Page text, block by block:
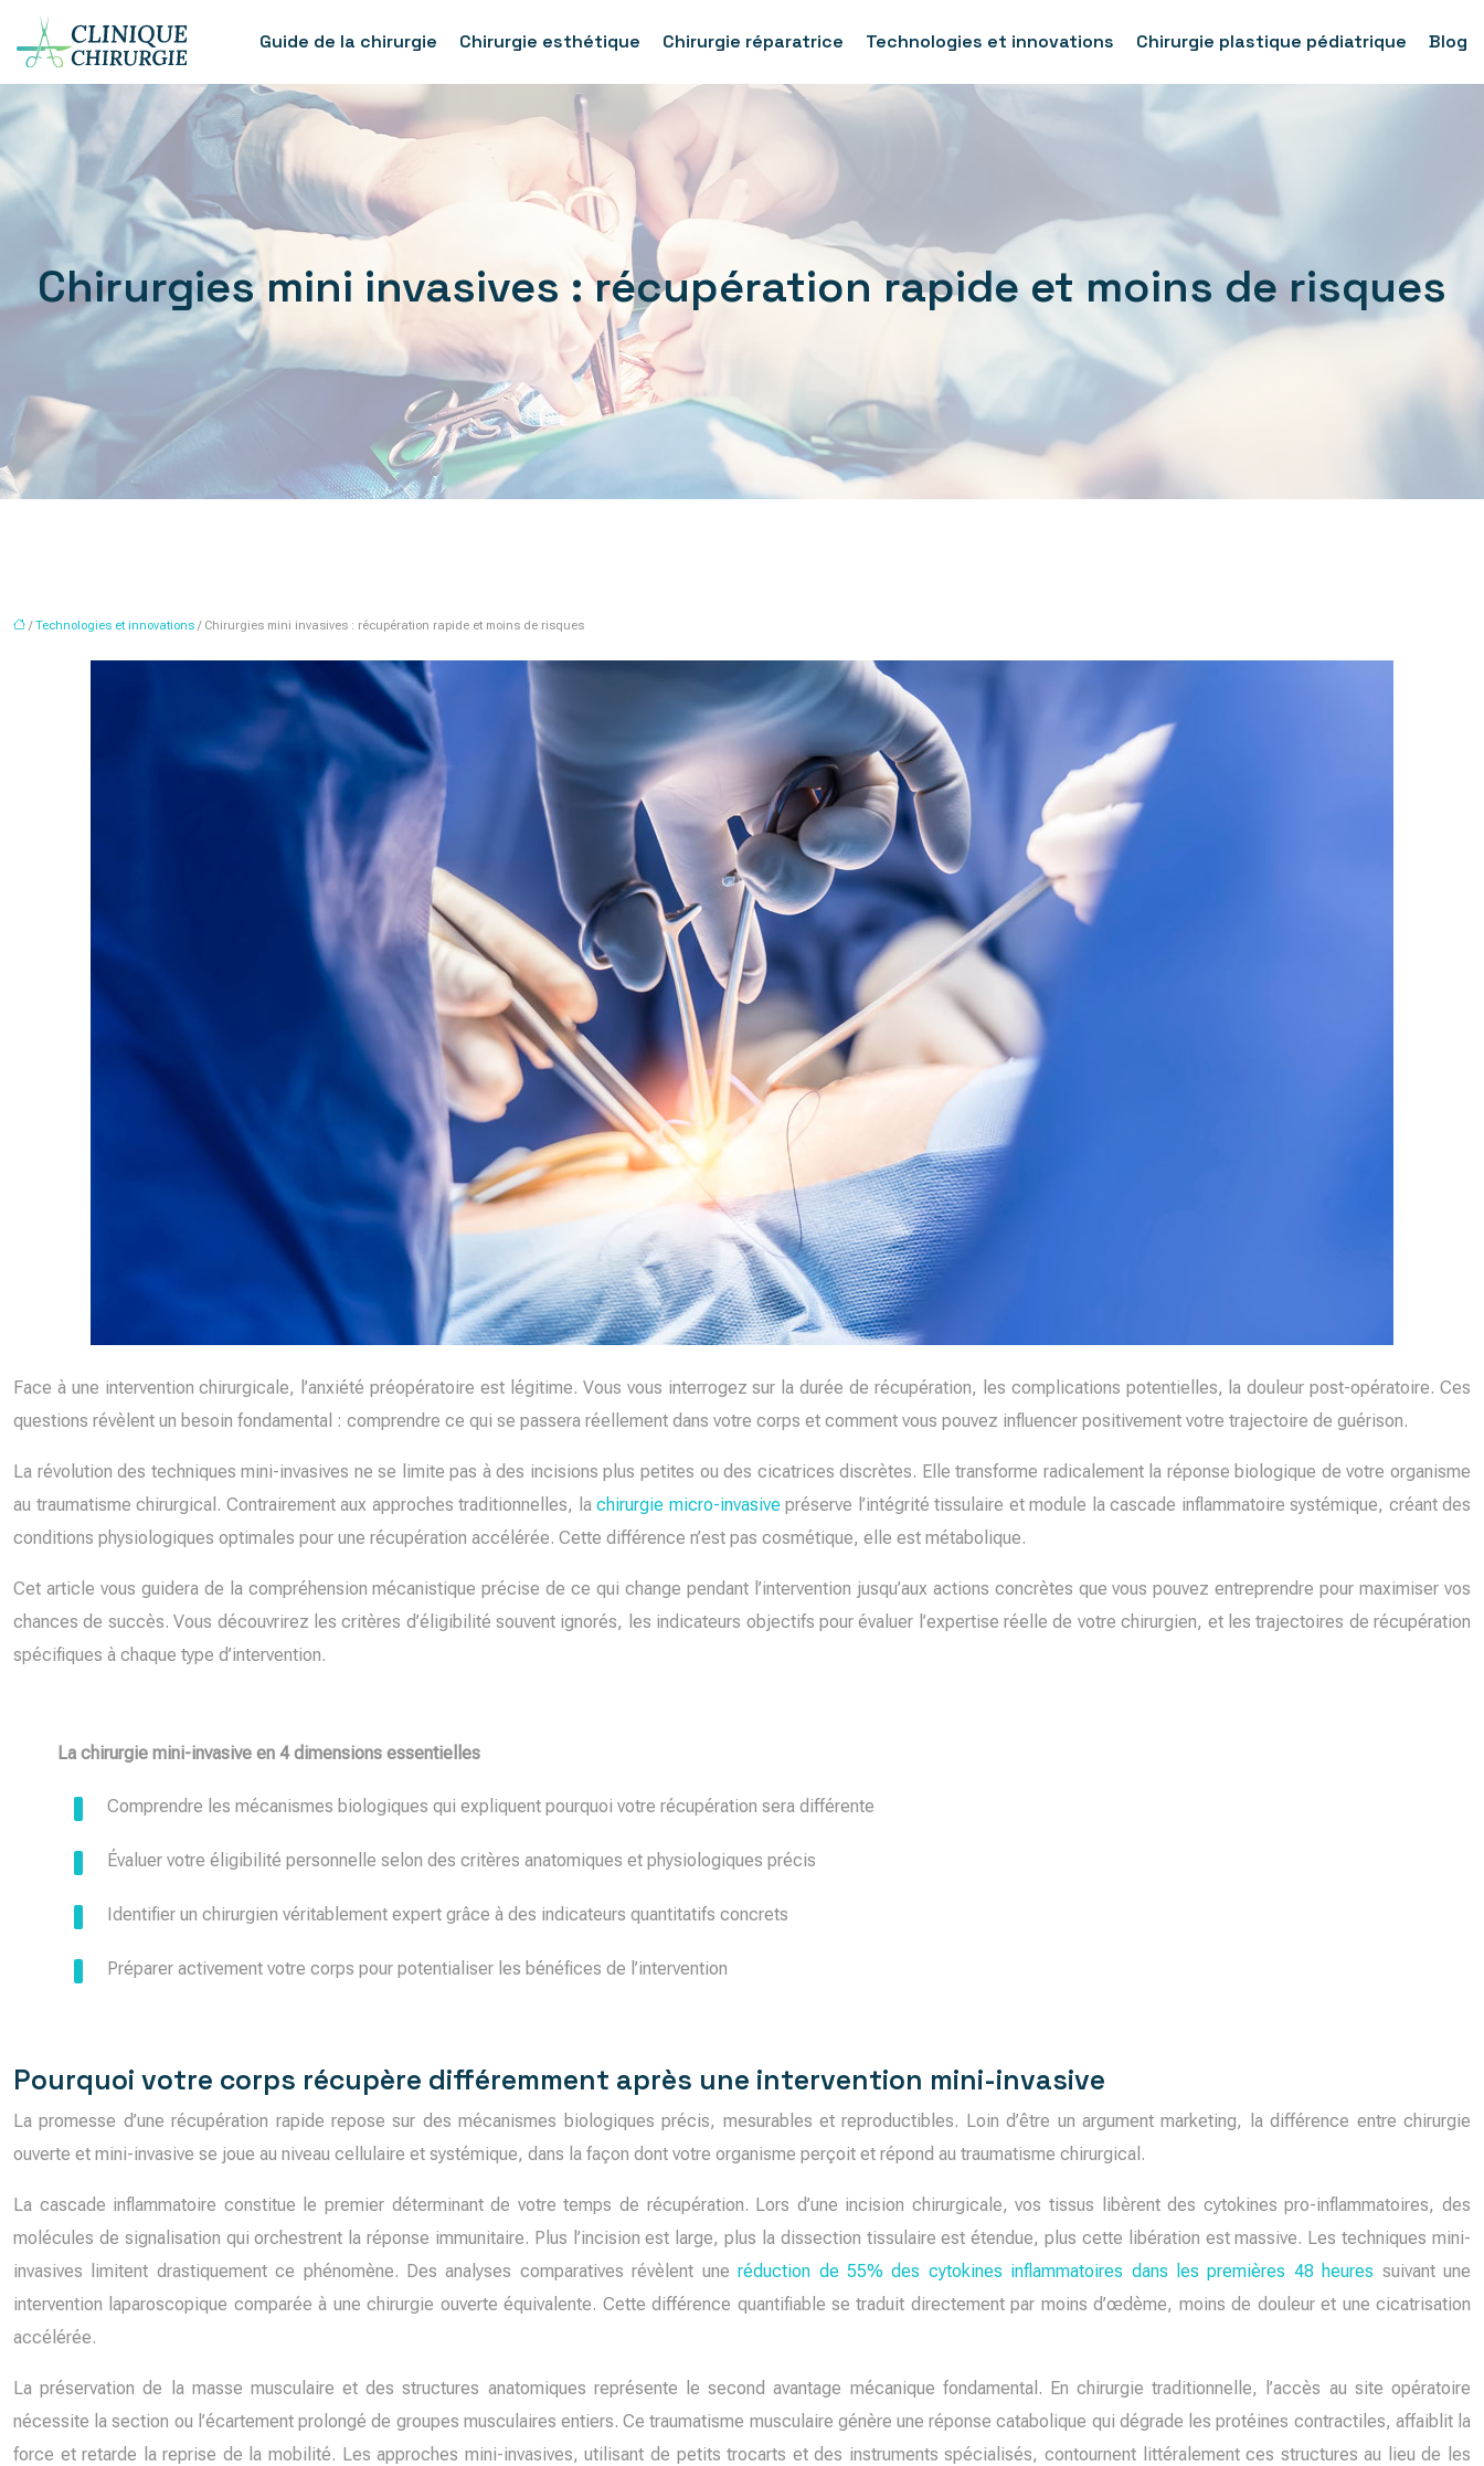
Guide de la chirurgie Chirurgie esthétique Chirurgie réparatrice Technologies et innovations Chirurgie plastique pédiatrique Blog
Chirurgies mini invasives : récupération rapide et moins de risques
/Technologies et innovations / Chirurgies mini invasives : récupération rapide et moins de risques
Face à une intervention chirurgicale, l’anxiété préopératoire est légitime. Vous vous interrogez sur la durée de récupération, les complications potentielles, la douleur post-opératoire. Ces
questions révèlent un besoin fondamental : comprendre ce qui se passera réellement dans votre corps et comment vous pouvez influencer positivement votre trajectoire de guérison.
La révolution des techniques mini-invasives ne se limite pas à des incisions plus petites ou des cicatrices discrètes. Elle transforme radicalement la réponse biologique de votre organisme
au traumatisme chirurgical. Contrairement aux approches traditionnelles, la chirurgie micro-invasivepréserve l’intégrité tissulaire et module la cascade inflammatoire systémique, créant des
conditions physiologiques optimales pour une récupération accélérée. Cette différence n’est pas cosmétique, elle est métabolique.
Cet article vous guidera de la compréhension mécanistique précise de ce qui change pendant l’intervention jusqu’aux actions concrètes que vous pouvez entreprendre pour maximiser vos
chances de succès. Vous découvrirez les critères d’éligibilité souvent ignorés, les indicateurs objectifs pour évaluer l’expertise réelle de votre chirurgien, et les trajectoires de récupération
spécifiques à chaque type d’intervention.
La chirurgie mini-invasive en 4 dimensions essentielles
Comprendre les mécanismes biologiques qui expliquent pourquoi votre récupération sera différente
Évaluer votre éligibilité personnelle selon des critères anatomiques et physiologiques précis
Identifier un chirurgien véritablement expert grâce à des indicateurs quantitatifs concrets
Préparer activement votre corps pour potentialiser les bénéfices de l’intervention
Pourquoi votre corps récupère différemment après une intervention mini-invasive
La promesse d’une récupération rapide repose sur des mécanismes biologiques précis, mesurables et reproductibles. Loin d’être un argument marketing, la différence entre chirurgie
ouverte et mini-invasive se joue au niveau cellulaire et systémique, dans la façon dont votre organisme perçoit et répond au traumatisme chirurgical.
La cascade inflammatoire constitue le premier déterminant de votre temps de récupération. Lors d’une incision chirurgicale, vos tissus libèrent des cytokines pro-inflammatoires, des
molécules de signalisation qui orchestrent la réponse immunitaire. Plus l’incision est large, plus la dissection tissulaire est étendue, plus cette libération est massive. Les techniques mini-
invasives limitent drastiquement ce phénomène. Des analyses comparatives révèlent uneréduction de 55% des cytokines inflammatoires dans les premières 48 heures suivant une
intervention laparoscopique comparée à une chirurgie ouverte équivalente. Cette différence quantifiable se traduit directement par moins d’œdème, moins de douleur et une cicatrisation
accélérée.
La préservation de la masse musculaire et des structures anatomiques représente le second avantage mécanique fondamental. En chirurgie traditionnelle, l’accès au site opératoire
nécessite la section ou l’écartement prolongé de groupes musculaires entiers. Ce traumatisme musculaire génère une réponse catabolique qui dégrade les protéines contractiles, affaiblit la
force et retarde la reprise de la mobilité. Les approches mini-invasives, utilisant de petits trocarts et des instruments spécialisés, contournent littéralement ces structures au lieu de les